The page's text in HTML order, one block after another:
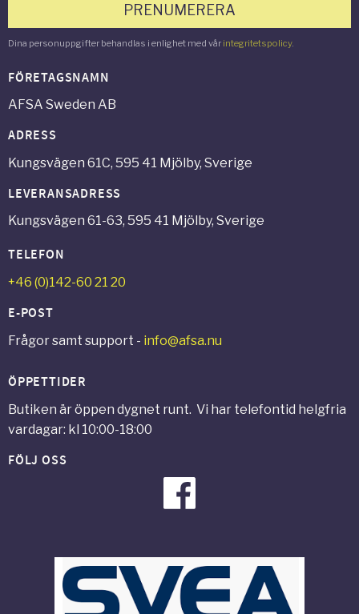
PRENUMERERA
Dina personuppgifter behandlas i enlighet med vår integritetspolicy.
FÖRETAGSNAMN
AFSA Sweden AB
ADRESS
Kungsvägen 61C, 595 41 Mjölby, Sverige
LEVERANSADRESS
Kungsvägen 61-63, 595 41 Mjölby, Sverige
TELEFON
+46 (0)142-60 21 20
E-POST
Frågor samt support - info@afsa.nu
ÖPPETTIDER
Butiken är öppen dygnet runt. Vi har telefontid helgfria
vardagar: kl 10:00-18:00
FÖLJ OSS